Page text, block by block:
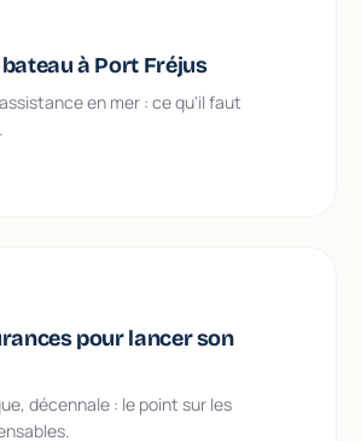
à Port Fréjus
en mer : ce qu'il faut
pour lancer son
décennale : le point sur les